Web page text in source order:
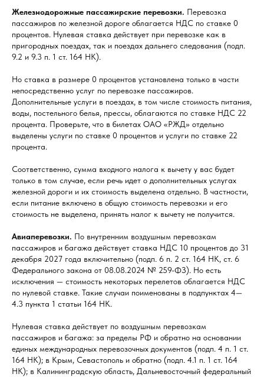
Железнодорожные пассажирские перевозки. Перевозка
пассажиров по железной дороге облагается НДС по ставке 0
процентов. Нулевая ставка действует при перевозке как в
пригородных поездах, так и поездах дальнего следования (подп.
9.2 и 9.3 п. 1 cт. 164 НK).
Но ставка в размере 0 процентов установлена только в части
непосредственно услуг по перевозке пассажиров.
Дополнительные услуги в поездах, в том числе стоимость питания,
воды, постельного белья, прессы, облагаются по ставке НДС 22
процента. Проверьте, что в билетах ОАО «РЖД» отдельно
выделены услуги по ставке 0 процентов и услуги по ставке 22
процента.
Соответственно, сумма входного налога к вычету у вас будет
только в том случае, если речь идет о дополнительных услугах
железной дороги и их стоимость выделена отдельно. В частности,
если питание включено в общую стоимость перевозки и его
стоимость не выделена, принять налог к вычету не получится.
Авиаперевозки. По внутренним воздушным перевозкам
пассажиров и багажа действует ставка НДС 10 процентов до 31
декабря 2027 года включительно (подп. 6 п. 2 ст. 164 НК, ст. 6
Федерального закона от 08.08.2024 № 259-ФЗ). Но есть
исключения — стоимость некоторых перелетов облагается НДС
по нулевой ставке. Такие случаи поименованы в подпунктах 4—
4.3 пункта 1 статьи 164 НК.
Нулевая ставка действует по воздушным перевозкам
пассажиров и багажа: за пределы РФ и обратно на основании
единых международных перевозочных документов (подп. 4 п. 1 ст.
164 НК); в Крым, Севастополь и обратно (подп. 4.1 п. 1 ст. 164
НК); в Калининградскую область, Дальневосточный федеральный